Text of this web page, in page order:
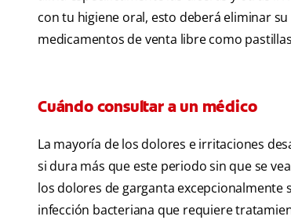
con tu higiene oral, esto deberá eliminar
medicamentos de venta libre como
Cuándo consultar a un médico
La mayoría de los dolores e irritaciones
si dura más que este periodo sin que se
los dolores de garganta excepcionalmente
infección bacteriana que requiere